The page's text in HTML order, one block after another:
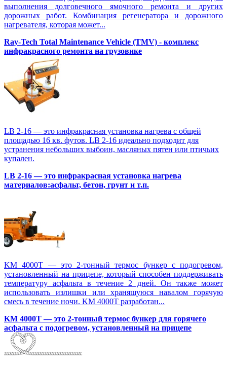
выполнения долговечного ямочного ремонта и других
дорожных работ. Комбинация регенератора и дорожного
нагревателя, которая может...
Ray-Tech Total Maintenance Vehicle (TMV) - комплекс
инфракрасного ремонта на грузовике
LB 2-16 — это инфракрасная установка нагрева с общей
площадью 16 кв. футов. LB 2-16 идеально подходит для
устранения небольших выбоин, масляных пятен или птичьих
купален.
LB 2-16 — это инфракрасная установка нагрева
материалов:асфальт, бетон, грунт и т.п.
KM 4000T — это 2-тонный термос бункер с подогревом,
установленный на прицепе, который способен поддерживать
температуру асфальта в течение 2 дней. Он также может
использовать излишки или хранящуюся навалом горячую
смесь в течение ночи. KM 4000T разработан...
KM 4000T — это 2-тонный термос бункер для горячего
асфальта с подогревом, установленный на прицепе